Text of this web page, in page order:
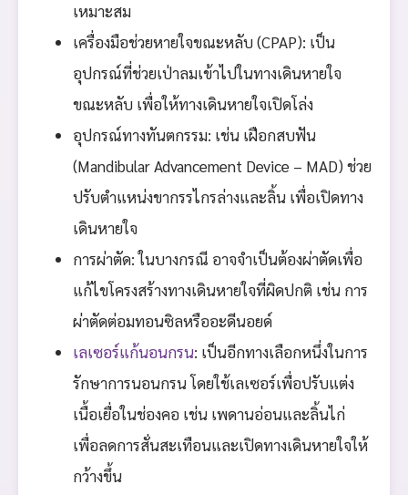
เหมาะสม
เครื่องมือช่วยหายใจขณะหลับ (CPAP): เป็น
อุปกรณ์ที่ช่วยเป่าลมเข้าไปในทางเดินหายใจ
ขณะหลับ เพื่อให้ทางเดินหายใจเปิดโล่ง
อุปกรณ์ทางทันตกรรม: เช่น เฝือกสบฟัน
(Mandibular Advancement Device – MAD) ช่วย
ปรับตำแหน่งขากรรไกรล่างและลิ้น เพื่อเปิดทาง
เดินหายใจ
การผ่าตัด: ในบางกรณี อาจจำเป็นต้องผ่าตัดเพื่อ
แก้ไขโครงสร้างทางเดินหายใจที่ผิดปกติ เช่น การ
ผ่าตัดต่อมทอนซิลหรืออะดีนอยด์
เลเซอร์แก้นอนกรน: เป็นอีกทางเลือกหนึ่งในการ
รักษาการนอนกรน โดยใช้เลเซอร์เพื่อปรับแต่ง
เนื้อเยื่อในช่องคอ เช่น เพดานอ่อนและลิ้นไก่
เพื่อลดการสั่นสะเทือนและเปิดทางเดินหายใจให้
กว้างขึ้น